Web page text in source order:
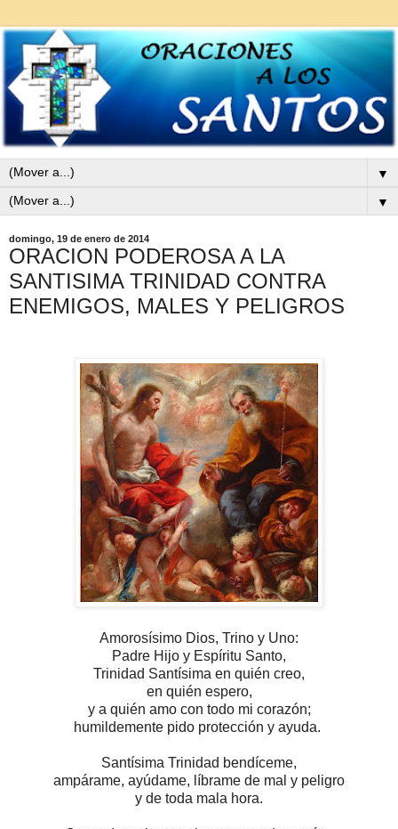
▼
▼
domingo, 19 de enero de 2014
ORACION PODEROSA A LA
SANTISIMA TRINIDAD CONTRA
ENEMIGOS, MALES Y PELIGROS
Amorosísimo Dios, Trino y Uno:
Padre Hijo y Espíritu Santo,
Trinidad Santísima en quién creo,
en quién espero,
y a quién amo con todo mi corazón;
humildemente pido protección y ayuda.
Santísima Trinidad bendíceme,
ampárame, ayúdame, líbrame de mal y peligro
y de toda mala hora.